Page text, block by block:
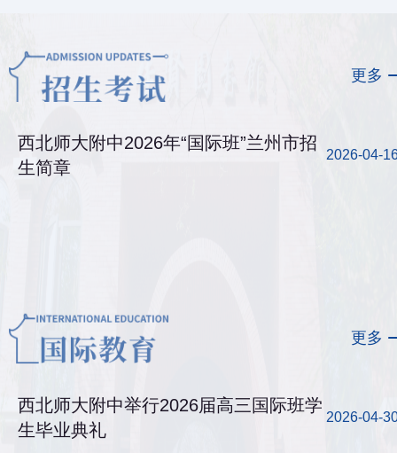
更多
西北师大附中2026年“国际班”兰州市招
生简章
2026-04-
更多
西北师大附中举行2026届高三国际班学
生毕业典礼
2026-04-